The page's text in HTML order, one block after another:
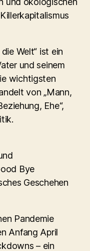
Welt“ ist ein
und seinem
wichtigsten
von „Mann,
Ehe“,
Bye
Geschehen
Pandemie
Anfang April
– ein